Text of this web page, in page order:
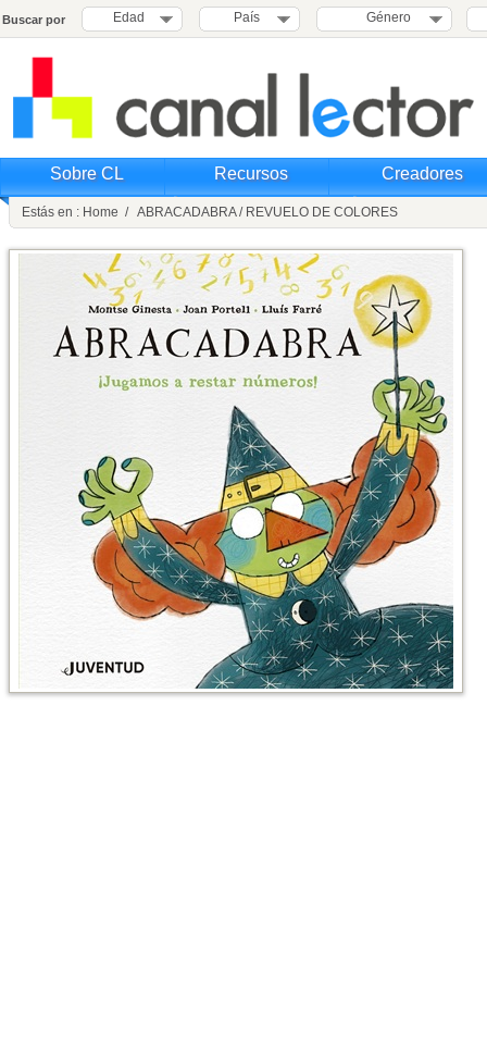
Buscar por Edad País Género
Sobre CL Recursos Creadores
Estás en : Home / ABRACADABRA / REVUELO DE COLORES